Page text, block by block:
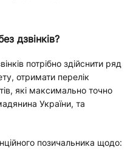
дзвінків?
потрібно здійснити ряд
отримати перелік
які максимально точно
України, та
позичальника щодо: